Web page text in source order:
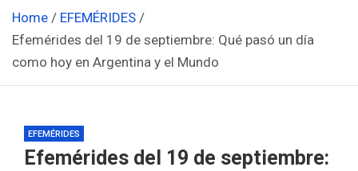
Home
EFEMÉRIDES
Efemérides del 19 de septiembre: Qué pasó un día
como hoy en Argentina y el Mundo
EFEMÉRIDES
Efemérides del 19 de septiembre: